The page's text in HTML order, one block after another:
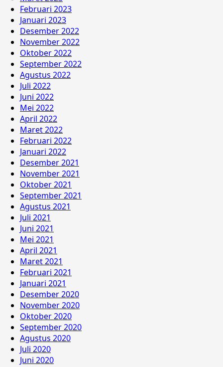
Februari 2023
Januari 2023
Desember 2022
November 2022
Oktober 2022
September 2022
Agustus 2022
Juli 2022
Juni 2022
Mei 2022
April 2022
Maret 2022
Februari 2022
Januari 2022
Desember 2021
November 2021
Oktober 2021
September 2021
Agustus 2021
Juli 2021
Juni 2021
Mei 2021
April 2021
Maret 2021
Februari 2021
Januari 2021
Desember 2020
November 2020
Oktober 2020
September 2020
Agustus 2020
Juli 2020
Juni 2020